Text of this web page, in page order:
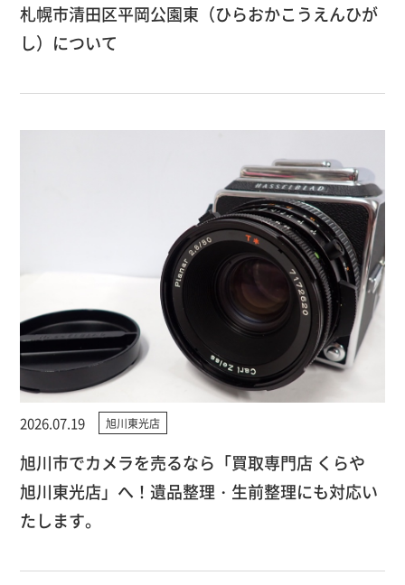
札幌市清田区平岡公園東（ひらおかこうえんひが
し）について
2026.07.19 旭川東光店
旭川市でカメラを売るなら「買取専門店 くらや
旭川東光店」へ！遺品整理・生前整理にも対応い
たします。